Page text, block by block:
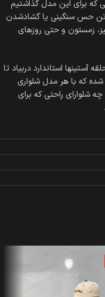
برای این مدل گذاشتیم
تن حس سنگینی یا گشادشدن
زمستون و حتی روزهای
استاندارد دربیاد تا
که با هر مدل شلواری
چه شلوارای راحتی که برای